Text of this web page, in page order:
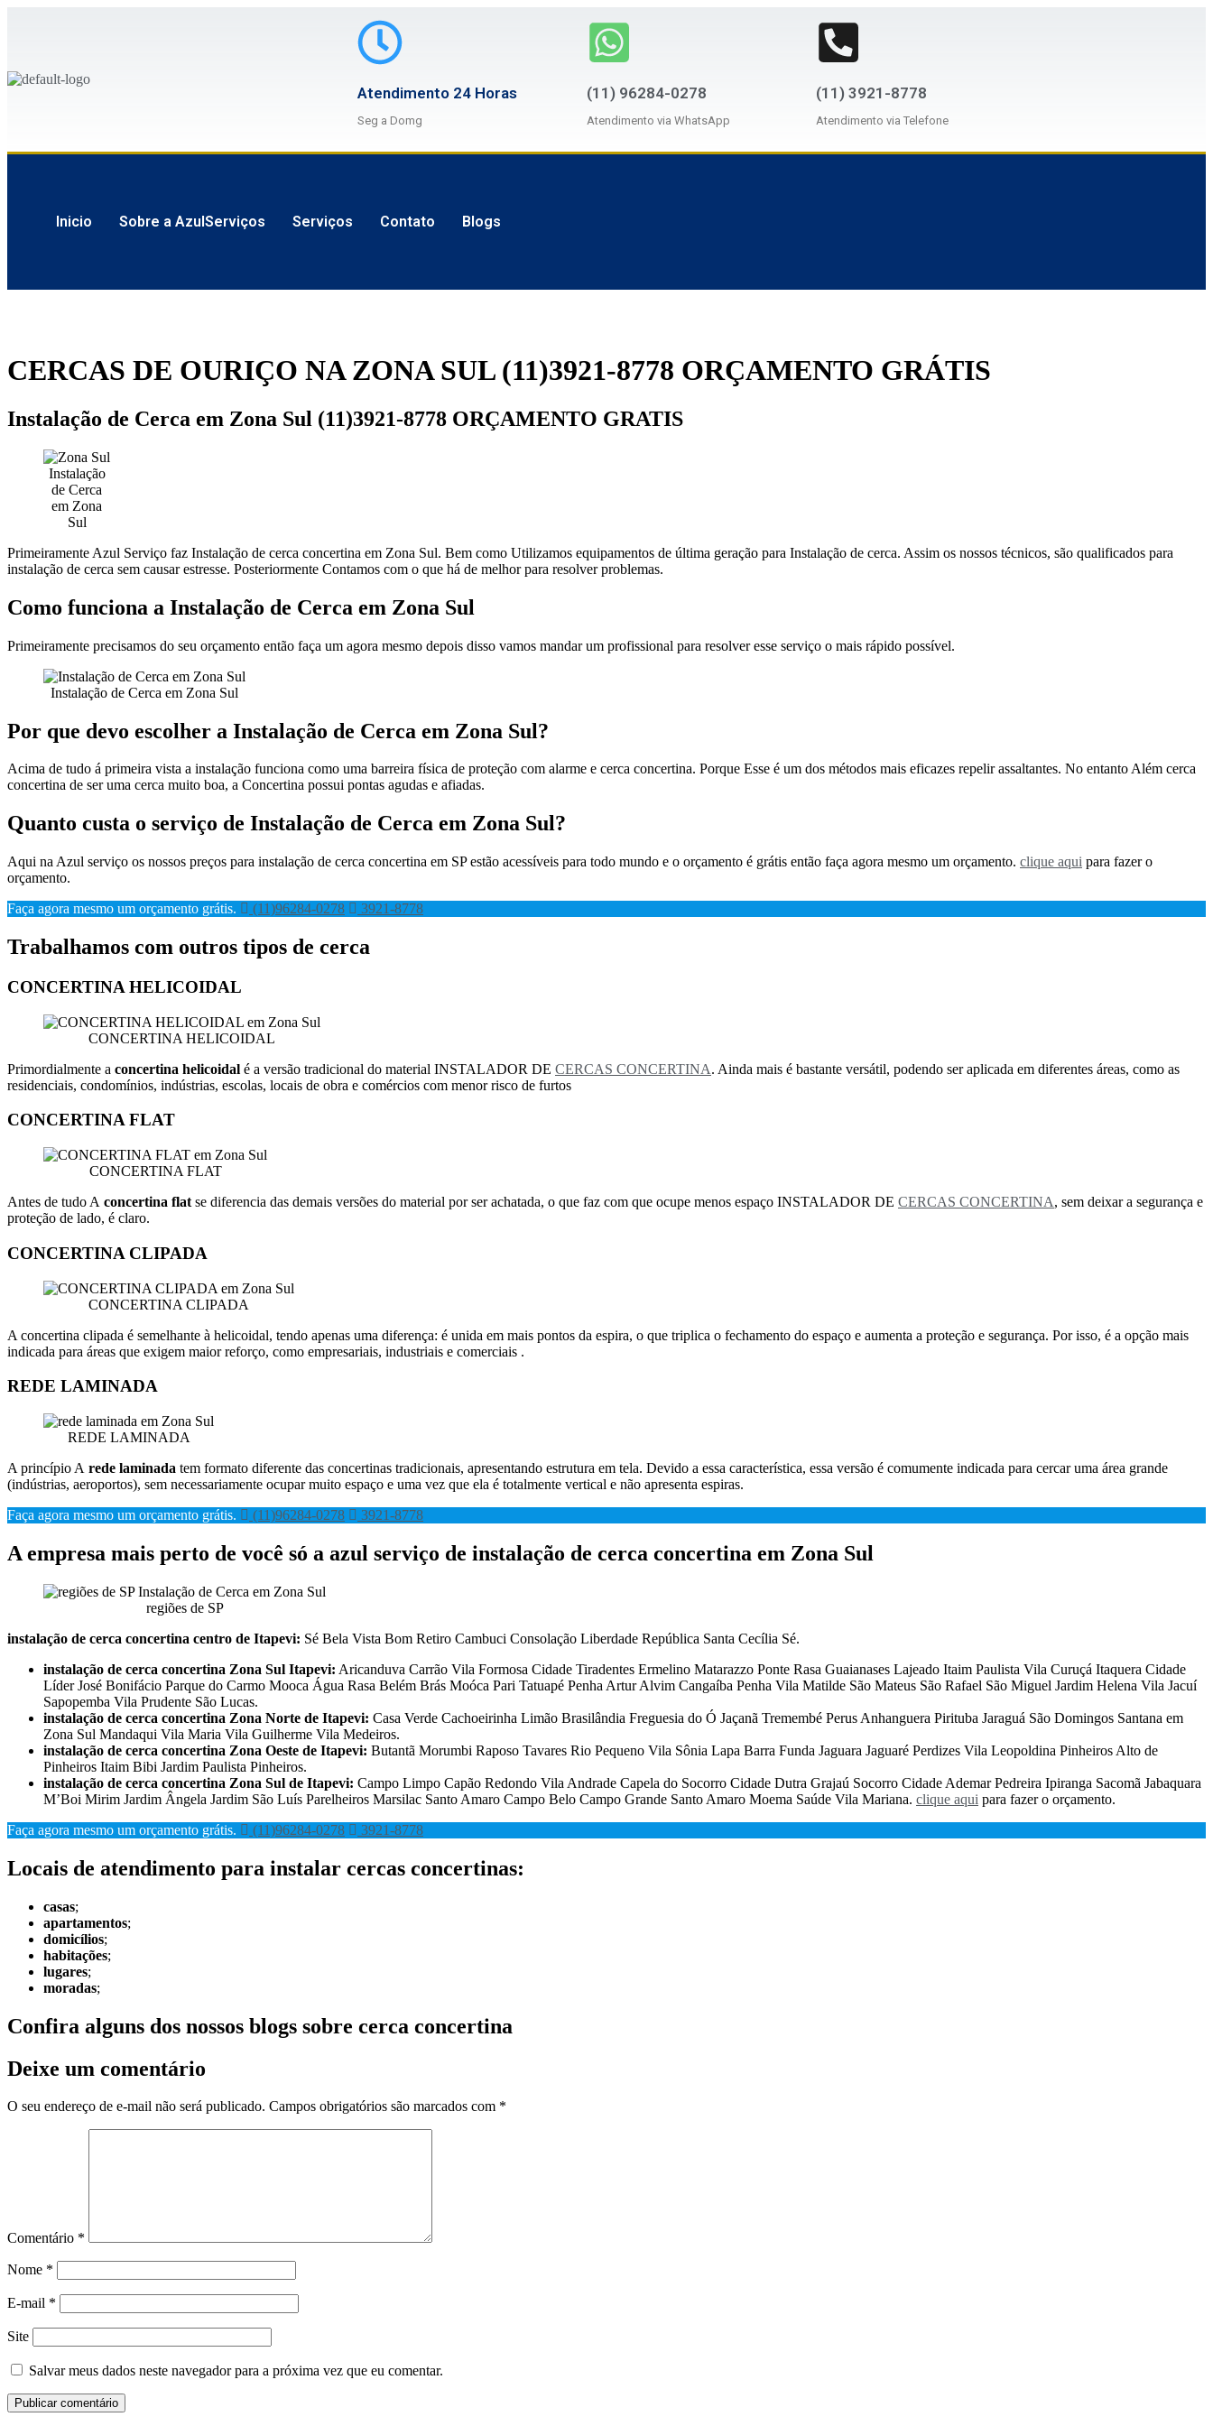
Atendimento 24 Horas
Seg a Domg
(11) 96284-0278
Atendimento via WhatsApp
(11) 3921-8778
Atendimento via Telefone
Inicio Sobre a AzulServiços Serviços Contato Blogs
CERCAS DE OURIÇO NA ZONA SUL (11)3921-8778 ORÇAMENTO GRÁTIS
Instalação de Cerca em Zona Sul (11)3921-8778 ORÇAMENTO GRATIS
Instalação
de Cerca
em Zona
Sul
Primeiramente Azul Serviço faz Instalação de cerca concertina em Zona Sul. Bem como Utilizamos equipamentos de última geração para Instalação de cerca. Assim os nossos técnicos, são qualificados para
instalação de cerca sem causar estresse. Posteriormente Contamos com o que há de melhor para resolver problemas.
Como funciona a Instalação de Cerca em Zona Sul
Primeiramente precisamos do seu orçamento então faça um agora mesmo depois disso vamos mandar um profissional para resolver esse serviço o mais rápido possível.
Instalação de Cerca em Zona Sul
Por que devo escolher a Instalação de Cerca em Zona Sul?
Acima de tudo á primeira vista a instalação funciona como uma barreira física de proteção com alarme e cerca concertina. Porque Esse é um dos métodos mais eficazes repelir assaltantes. No entanto Além cerca
concertina de ser uma cerca muito boa, a Concertina possui pontas agudas e afiadas.
Quanto custa o serviço de Instalação de Cerca em Zona Sul?
Aqui na Azul serviço os nossos preços para instalação de cerca concertina em SP estão acessíveis para todo mundo e o orçamento é grátis então faça agora mesmo um orçamento. clique aqui para fazer o
orçamento.
Faça agora mesmo um orçamento grátis.
(11)96284-0278 3921-8778
Trabalhamos com outros tipos de cerca
CONCERTINA HELICOIDAL
CONCERTINA HELICOIDAL
Primordialmente a concertina helicoidal é a versão tradicional do material INSTALADOR DE CERCAS CONCERTINA. Ainda mais é bastante versátil, podendo ser aplicada em diferentes áreas, como as
residenciais, condomínios, indústrias, escolas, locais de obra e comércios com menor risco de furtos
CONCERTINA FLAT
CONCERTINA FLAT
Antes de tudo A concertina flat se diferencia das demais versões do material por ser achatada, o que faz com que ocupe menos espaço INSTALADOR DE CERCAS CONCERTINA, sem deixar a segurança e
proteção de lado, é claro.
CONCERTINA CLIPADA
CONCERTINA CLIPADA
A concertina clipada é semelhante à helicoidal, tendo apenas uma diferença: é unida em mais pontos da espira, o que triplica o fechamento do espaço e aumenta a proteção e segurança. Por isso, é a opção mais
indicada para áreas que exigem maior reforço, como empresariais, industriais e comerciais .
REDE LAMINADA
REDE LAMINADA
A princípio A rede laminada tem formato diferente das concertinas tradicionais, apresentando estrutura em tela. Devido a essa característica, essa versão é comumente indicada para cercar uma área grande
(indústrias, aeroportos), sem necessariamente ocupar muito espaço e uma vez que ela é totalmente vertical e não apresenta espiras.
Faça agora mesmo um orçamento grátis.
(11)96284-0278 3921-8778
A empresa mais perto de você só a azul serviço de instalação de cerca concertina em Zona Sul
regiões de SP
instalação de cerca concertina centro de Itapevi: Sé Bela Vista Bom Retiro Cambuci Consolação Liberdade República Santa Cecília Sé.
instalação de cerca concertina Zona Sul Itapevi: Aricanduva Carrão Vila Formosa Cidade Tiradentes Ermelino Matarazzo Ponte Rasa Guaianases Lajeado Itaim Paulista Vila Curuçá Itaquera Cidade
Líder José Bonifácio Parque do Carmo Mooca Água Rasa Belém Brás Moóca Pari Tatuapé Penha Artur Alvim Cangaíba Penha Vila Matilde São Mateus São Rafael São Miguel Jardim Helena Vila Jacuí
Sapopemba Vila Prudente São Lucas.
instalação de cerca concertina Zona Norte de Itapevi: Casa Verde Cachoeirinha Limão Brasilândia Freguesia do Ó Jaçanã Tremembé Perus Anhanguera Pirituba Jaraguá São Domingos Santana em
Zona Sul Mandaqui Vila Maria Vila Guilherme Vila Medeiros.
instalação de cerca concertina Zona Oeste de Itapevi: Butantã Morumbi Raposo Tavares Rio Pequeno Vila Sônia Lapa Barra Funda Jaguara Jaguaré Perdizes Vila Leopoldina Pinheiros Alto de
Pinheiros Itaim Bibi Jardim Paulista Pinheiros.
instalação de cerca concertina Zona Sul de Itapevi: Campo Limpo Capão Redondo Vila Andrade Capela do Socorro Cidade Dutra Grajaú Socorro Cidade Ademar Pedreira Ipiranga Sacomã Jabaquara
M’Boi Mirim Jardim Ângela Jardim São Luís Parelheiros Marsilac Santo Amaro Campo Belo Campo Grande Santo Amaro Moema Saúde Vila Mariana. clique aqui para fazer o orçamento.
Faça agora mesmo um orçamento grátis.
(11)96284-0278 3921-8778
Locais de atendimento para instalar cercas concertinas:
casas;
apartamentos;
domicílios;
habitações;
lugares;
moradas;
Confira alguns dos nossos blogs sobre cerca concertina
Deixe um comentário
O seu endereço de e-mail não será publicado. Campos obrigatórios são marcados com *
Comentário *
Nome *
E-mail *
Site
Salvar meus dados neste navegador para a próxima vez que eu comentar.